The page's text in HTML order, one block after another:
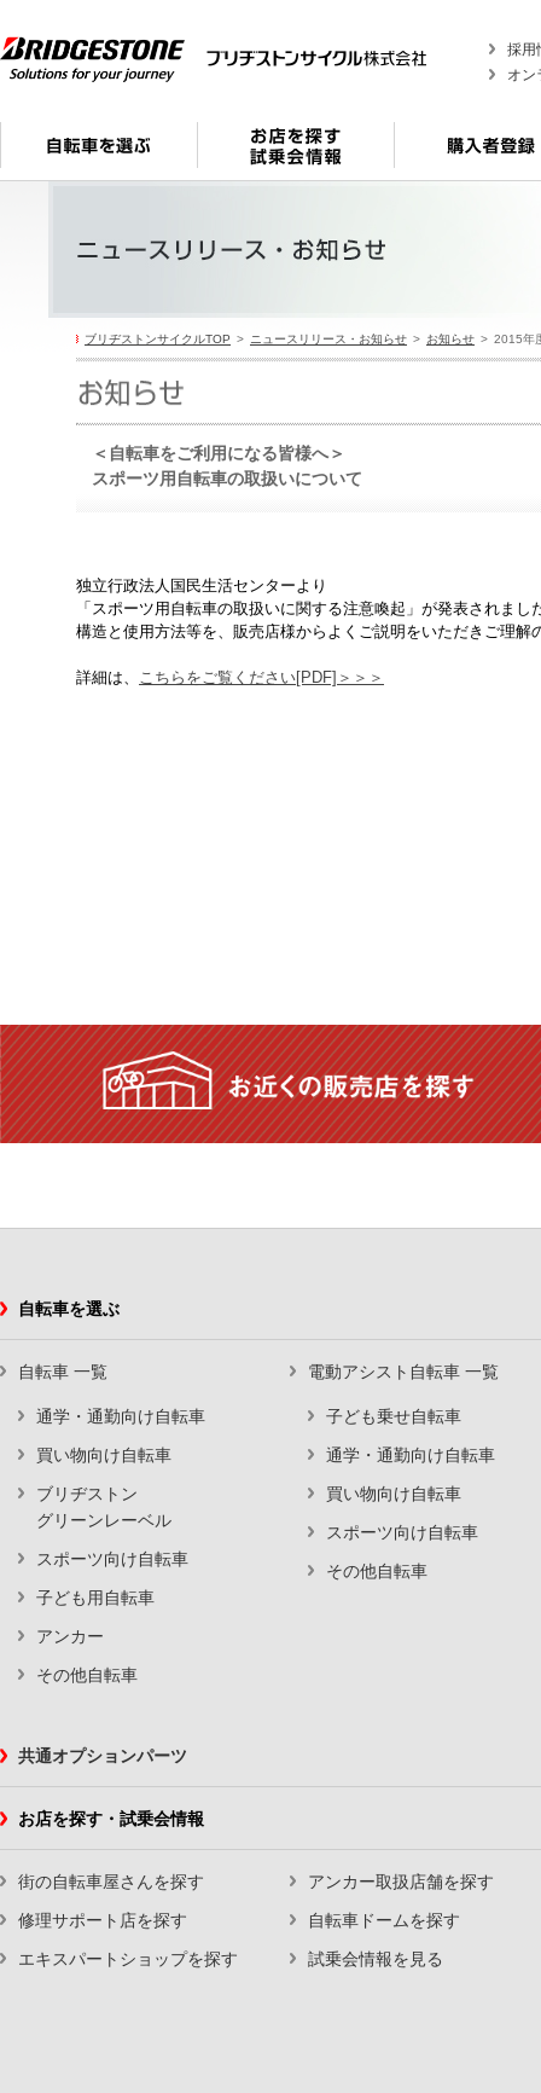
採用
オン
ブリヂストンサイクルTOP ニュースリリース・お知らせ お知らせ 2015年
＜自転車をご利用になる皆様へ＞
スポーツ用自転車の取扱いについて
独立行政法人国民生活センターより
「スポーツ用自転車の取扱いに関する注意喚起」が発表されまし
構造と使用方法等を、販売店様からよくご説明をいただきご理
詳細は、 こちらをご覧ください[PDF]＞＞＞
自転車を選ぶ
自転車 一覧
通学・通勤向け自転車
買い物向け自転車
ブリヂストン
グリーンレーベル
スポーツ向け自転車
子ども用自転車
アンカー
その他自転車
電動アシスト自転車 一覧
子ども乗せ自転車
通学・通勤向け自転車
買い物向け自転車
スポーツ向け自転車
その他自転車
共通オプションパーツ
お店を探す・試乗会情報
街の自転車屋さんを探す
修理サポート店を探す
エキスパートショップを探す
アンカー取扱店舗を探す
自転車ドームを探す
試乗会情報を見る